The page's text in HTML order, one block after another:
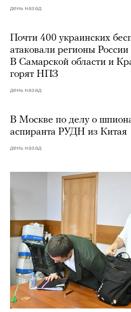
день назад
Почти 400 украинских
атаковали регионы
В Самарской области и
горят НПЗ
день назад
В Москве по делу о
аспиранта РУДН из Китая
день назад